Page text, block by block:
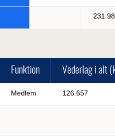
Funktion Vederlag i alt
Medlem 126.657